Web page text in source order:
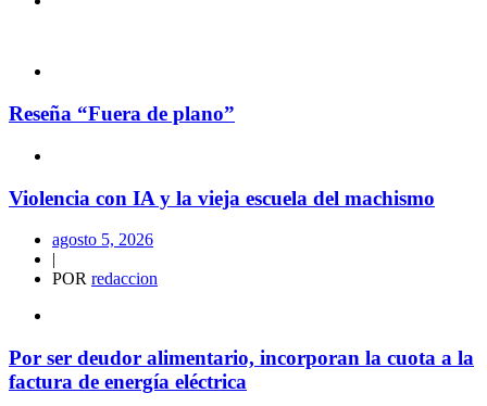
Reseña “Fuera de plano”
Violencia con IA y la vieja escuela del machismo
agosto 5, 2026
|
POR redaccion
Por ser deudor alimentario, incorporan la cuota a la
factura de energía eléctrica